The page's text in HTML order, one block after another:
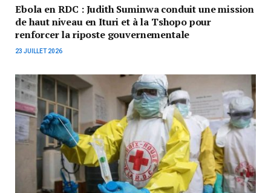
Ebola en RDC : Judith Suminwa conduit une mission
de haut niveau en Ituri et à la Tshopo pour
renforcer la riposte gouvernementale
23 JUILLET 2026